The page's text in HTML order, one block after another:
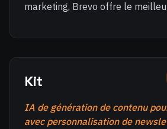
marketing, Brevo offre le
Kit
IA de génération de contenu
avec personnalisation de